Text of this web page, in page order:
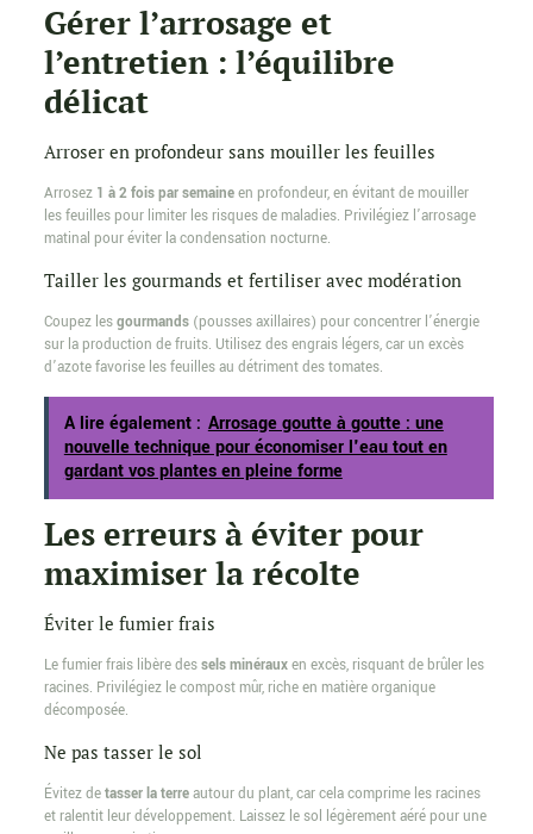
Gérer l’arrosage et
l’entretien : l’équilibre
délicat
Arroser en profondeur sans mouiller les feuilles
Arrosez 1 à 2 fois par semaineen profondeur, en évitant de mouiller
les feuilles pour limiter les risques de maladies. Privilégiez l’arrosage
matinal pour éviter la condensation nocturne.
Tailler les gourmands et fertiliser avec modération
Coupez lesgourmands(pousses axillaires) pour concentrer l’énergie
sur la production de fruits. Utilisez des engrais légers, car un excès
d’azote favorise les feuilles au détriment des tomates.
A lire également : Arrosage goutte à goutte : une
nouvelle technique pour économiser l'eau tout en
gardant vos plantes en pleine forme
Les erreurs à éviter pour
maximiser la récolte
Éviter le fumier frais
Le fumier frais libère dessels minérauxen excès, risquant de brûler les
racines. Privilégiez le compost mûr, riche en matière organique
décomposée.
Ne pas tasser le sol
Évitez detasser la terreautour du plant, car cela comprime les racines
et ralentit leur développement. Laissez le sol légèrement aéré pour une